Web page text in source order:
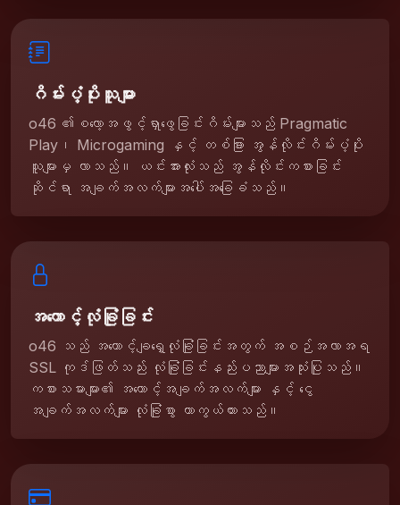
ဂိမ်းပံ့ပိုးသူများ
o46 ၏စလော့အဖွင့်ရှာဖွေခြင်းဂိမ်းများသည် Pragmatic
Play၊ Microgaming နှင့် တစ်ခြား အွန်လိုင်းဂိမ်းပံ့ပိုး
သူများမှ လာသည်။ ယင်းအားလုံးသည် အွန်လိုင်းကစားခြင်း
ဆိုင်ရာ အချက်အလက်များအပေါ်အခြေခံသည်။
အကောင့်လုံခြုံခြင်း
o46 သည် အကောင့်ချရှေ့လုံခြုံခြင်းအတွက် အစဉ်အလာအရ
SSL ကုဒ်ဖြတ်သည်း လုံခြုံခြင်းနည်းပညာများအသုံးပြုသည်။
ကစားသမားများ၏ အကောင့်အချက်အလက်များ နှင့် ငွေ
အချက်အလက်များ လုံခြုံစွာ ကာကွယ်ထားသည်။